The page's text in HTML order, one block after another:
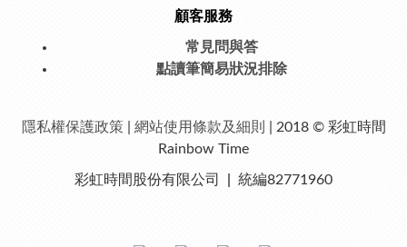
顧客服務
常見問與答
點讀筆簡易狀況排除
隱私權保護政策 網站使用條款及細則
| 2018 © 彩虹時間
Rainbow Time
彩虹時間股份有限公司 統編82771960